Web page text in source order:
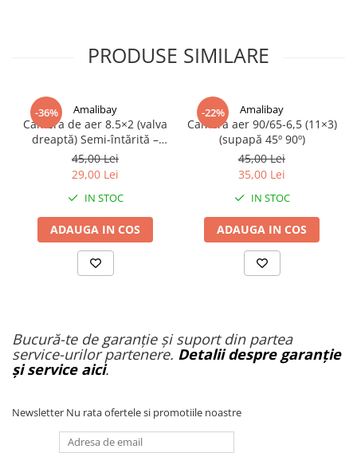
PRODUSE SIMILARE
-36% Amalibay
Camera de aer 8.5×2 (valva
dreaptă) Semi-întărită –
Premium
45,00 Lei
29,00 Lei
IN STOC
ADAUGA IN COS
-22% Amalibay
Camera aer 90/65-6,5 (11×3)
(supapă 45º 90º)
45,00 Lei
35,00 Lei
IN STOC
ADAUGA IN COS
Bucură-te de garanție și suport din partea
service-urilor partenere. Detalii despre garanție
și service aici.
Newsletter Nu rata ofertele si promotiile noastre